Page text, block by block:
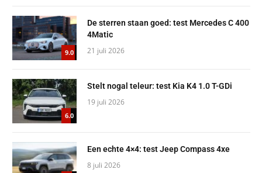
9.0
De sterren staan goed: test Mercedes C 400
4Matic
21 juli 2026
6.0
Stelt nogal teleur: test Kia K4 1.0 T-GDi
19 juli 2026
Een echte 4×4: test Jeep Compass 4xe
8 juli 2026